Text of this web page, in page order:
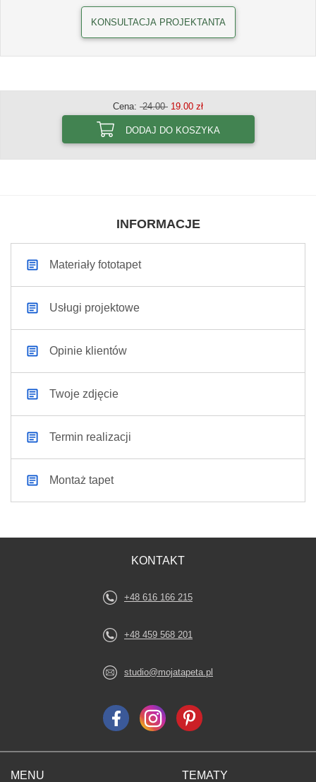
KONSULTACJA PROJEKTANTA
Cena: 24.00 19.00 zł
DODAJ DO KOSZYKA
INFORMACJE
Materiały fototapet
Usługi projektowe
Opinie klientów
Twoje zdjęcie
Termin realizacji
Montaż tapet
MENU TEMATY
KONTAKT
+48 616 166 215
+48 459 568 201
studio@mojatapeta.pl